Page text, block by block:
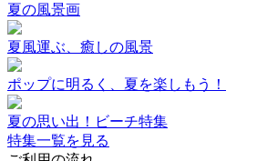
夏の風景画
夏風運ぶ、癒しの風景
ポップに明るく、夏を楽しもう！
夏の思い出！ビーチ特集
特集一覧を見る